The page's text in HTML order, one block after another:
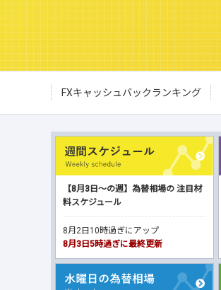
FXキャッシュバックランキング
【8月3日～の週】為替相場の 注目材
料スケジュール
8月2日10時過ぎにアップ
8月3日5時過ぎに最終更新